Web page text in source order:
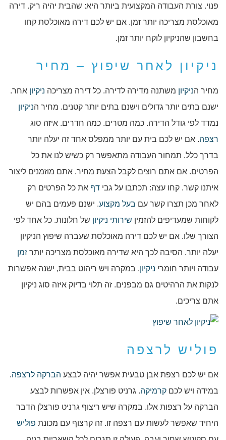
פנוי. צורת העבודה המקצועית ביותר היא: שהבית יהיה ריק. דירה
מאוכלסת מצריכה יותר זמן. אם יש לכם דירה מאוכלסת קחו
בחשבון שהניקיון לוקח יותר זמן.
ניקיון לאחר שיפוץ – מחיר
מחיר הניקיון משתנה מדירה לדירה. כל דירה מצריכה ניקיון אחר.
ישנם בתים יותר גדולים וישנם בתים יותר קטנים. מחיר הניקיון
נמדד לפי גודל הדירה. כמה מטרים. כמה חדרים. איזה סוג
רצפה. אם יש לכם בית עם יותר ממפלס אחד זה יעלה יותר
בדרך כלל. תמחור העבודה מתאפשר רק כשיש לנו את כל
הפרטים. אם אתם רוצים לקבל הצעת מחיר. אתם מוזמנים ליצור
איתנו קשר. קחו עצה: תכתבו על גבי דף את כל הפרטים רק
לאחר מכן תצרו קשר עם בעל מקצוע. ישנם פעמים בהם יש
לקוחות שמעדיפים להזמין שירותי ניקיון של חלונות. כל אחד לפי
הצורך שלו. אם יש לכם דירה מאוכלסת שעברה שיפוץ הניקיון
יעלה יותר. הסיבה לכך היא שדירה מאוכלסת מצריכה יותר זמן
עבודה ויותר חומרי ניקיון. במקרה ויש ריהוט בבית, ישנה אפשרות
לנקות את הרהיטים גם מבפנים. זה תלוי בדיוק איזה סוג ניקיון
אתם צריכים.
פוליש לרצפה
אם יש לכם רצפת אבן טבעית אפשר יהיה לבצע הברקה לרצפה.
במידה ויש לכם קרמיקה. גרניט פורצלן. אין אפשרות לבצע
הברקה על רצפות אלו. במקרה שיש ריצוף גרניט פורצלן הדבר
היחיד שאפשר לעשות עם רצפה זו. זה קרצוף עם מכונת פוליש